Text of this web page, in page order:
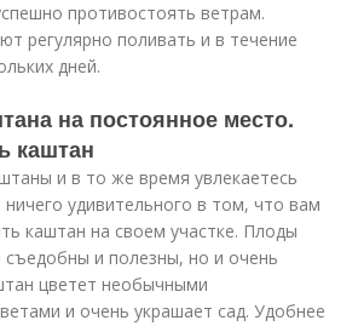
противостоять ветрам.
регулярно поливать и в течение
дней.
на постоянное место.
каштан
и в то же время увлекаетесь
удивительного в том, что вам
каштан на своем участке. Плоды
съедобны и полезны, но и очень
цветет необычными
и очень украшает сад. Удобнее